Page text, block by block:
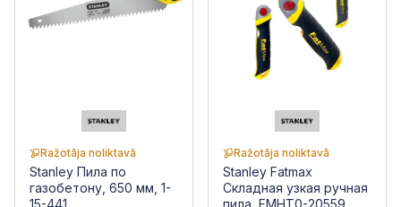
Ražotāja noliktavā
Stanley Пила по
газобетону, 650 мм, 1-
15-441
Ražotāja noliktavā
Stanley Fatmax
Складная узкая ручная
пила, FMHT0-20559